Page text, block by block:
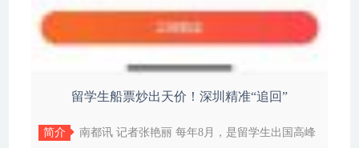
留学生船票炒出天价！深圳精准“追回”
简介
南都讯 记者张艳丽 每年8月，是留学生出国高峰